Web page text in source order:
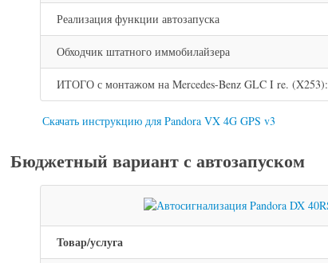
Реализация функции автозапуска
Обходчик штатного иммобилайзера
ИТОГО с монтажом на Mercedes-Benz GLC I re. (X253):
Скачать инструкцию для Pandora VX 4G GPS v3
Бюджетный вариант с автозапуском
Товар/услуга